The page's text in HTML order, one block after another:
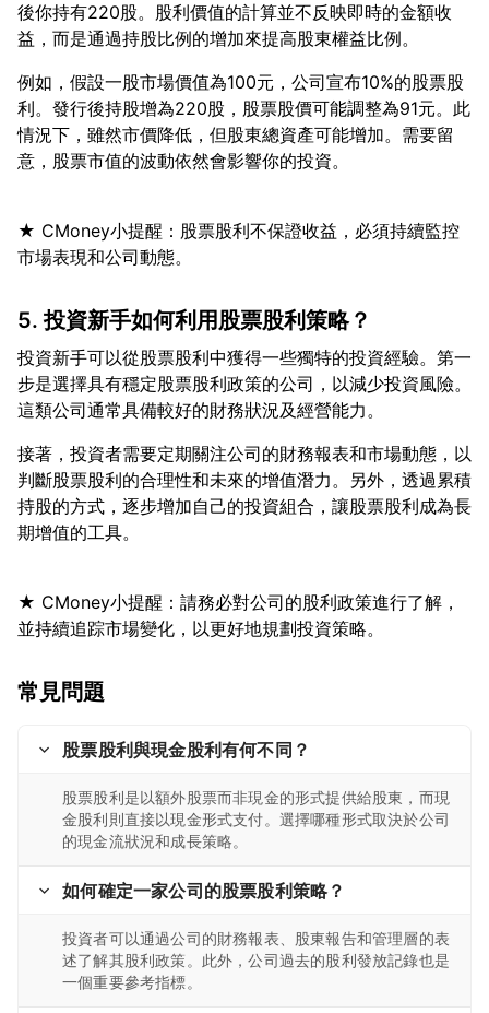
後你持有220股。股利價值的計算並不反映即時的金額收
例如，假設一股市場價值為100元，公司宣布10%的股票股
利。發行後持股增為220股，股票股價可能調整為91元。此
情況下，雖然市價降低，但股東總資產可能增加。需要留
★ CMoney小提醒：股票股利不保證收益，必須持續監控
5. 投資新手如何利用股票股利策略？
投資新手可以從股票股利中獲得一些獨特的投資經驗。第一
步是選擇具有穩定股票股利政策的公司，以減少投資風險。
接著，投資者需要定期關注公司的財務報表和市場動態，以
判斷股票股利的合理性和未來的增值潛力。另外，透過累積
持股的方式，逐步增加自己的投資組合，讓股票股利成為長
★ CMoney小提醒：請務必對公司的股利政策進行了解，
常見問題
股票股利與現金股利有何不同？
股票股利是以額外股票而非現金的形式提供給股東，而現
金股利則直接以現金形式支付。選擇哪種形式取決於公司
的現金流狀況和成長策略。
如何確定一家公司的股票股利策略？
投資者可以通過公司的財務報表、股東報告和管理層的表
述了解其股利政策。此外，公司過去的股利發放記錄也是
一個重要參考指標。